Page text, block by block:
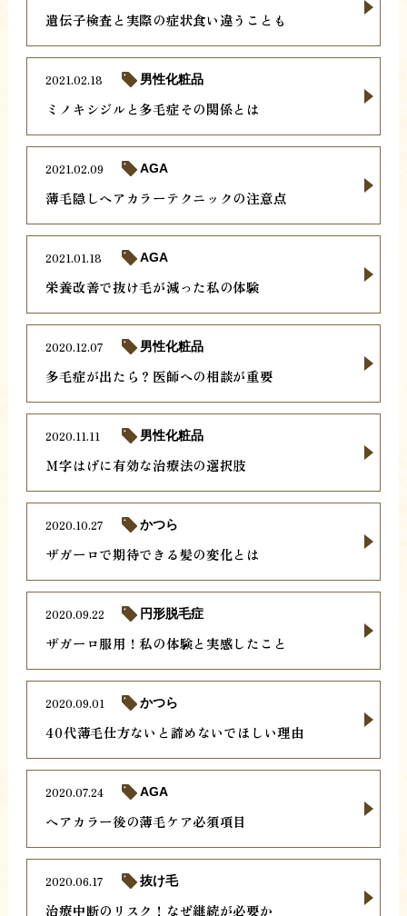
遺伝子検査と実際の症状食い違うことも
ミノキシジルと多毛症その関係とは
2021.02.18 男性化粧品
薄毛隠しヘアカラーテクニックの注意点
2021.02.09 AGA
栄養改善で抜け毛が減った私の体験
2021.01.18 AGA
多毛症が出たら？医師への相談が重要
2020.12.07 男性化粧品
Ｍ字はげに有効な治療法の選択肢
2020.11.11 男性化粧品
ザガーロで期待できる髪の変化とは
2020.10.27 かつら
ザガーロ服用！私の体験と実感したこと
2020.09.22 円形脱毛症
40代薄毛仕方ないと諦めないでほしい理由
2020.09.01 かつら
ヘアカラー後の薄毛ケア必須項目
2020.07.24 AGA
治療中断のリスク！なぜ継続が必要か
2020.06.17 抜け毛